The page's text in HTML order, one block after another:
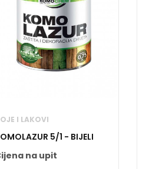
I LAKOVI
5/1 - BIJELI
na upit